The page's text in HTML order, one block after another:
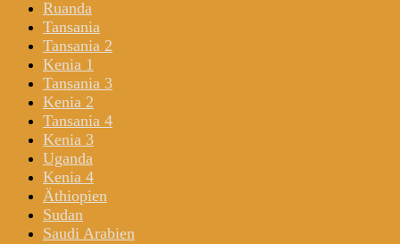
Ruanda
Tansania
Tansania 2
Kenia 1
Tansania 3
Kenia 2
Tansania 4
Kenia 3
Uganda
Kenia 4
Äthiopien
Sudan
Saudi Arabien